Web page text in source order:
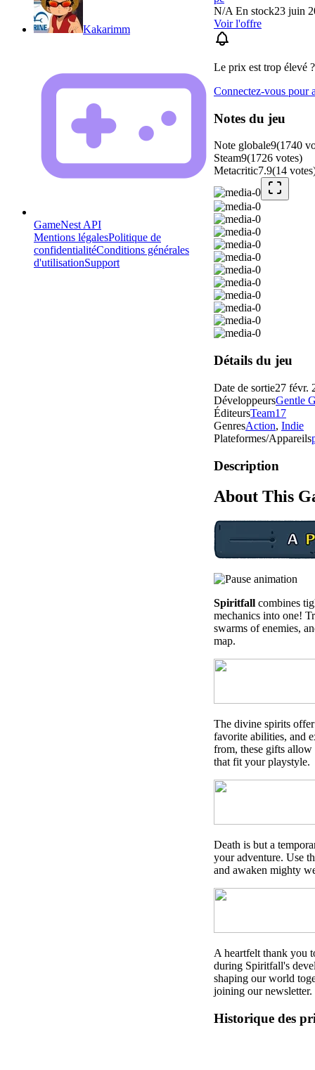
Kakarimm
GameNest API
Mentions légalesPolitique de
confidentialitéConditions générales
d'utilisationSupport
N/A En stock23 juin
Voir l'offre
Le prix est trop élevé
Connectez-vous pour
Notes du jeu
Note globale9(1740
Steam9(1726 votes)
Metacritic7.9(14 votes
Détails du jeu
Date de sortie27 févr.
DéveloppeursGentle
ÉditeursTeam17
GenresAction, Indie
Plateformes/Appareils
Description
About This
Spiritfall combines
mechanics into one!
swarms of enemies,
map.
The divine spirits
favorite abilities, and
from, these gifts allow
that fit your playstyle.
Death is but a
your adventure. Use
and awaken mighty
A heartfelt thank you
during Spiritfall's
shaping our world
joining our newsletter.
Historique des